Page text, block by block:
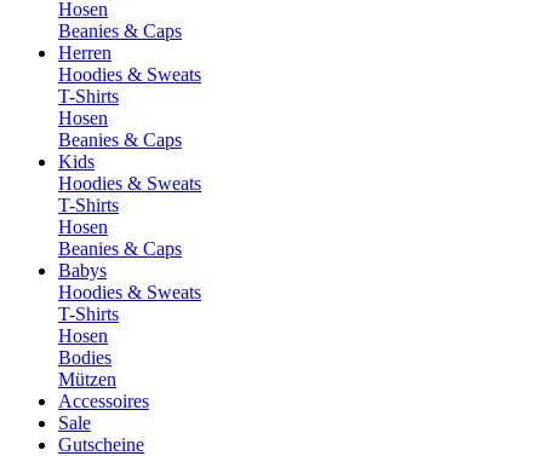
Hosen
Beanies & Caps
Herren
Hoodies & Sweats
T-Shirts
Hosen
Beanies & Caps
Kids
Hoodies & Sweats
T-Shirts
Hosen
Beanies & Caps
Babys
Hoodies & Sweats
T-Shirts
Hosen
Bodies
Mützen
Accessoires
Sale
Gutscheine